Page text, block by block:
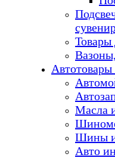
Товары
Автотовары
Масла
Шины
Авто